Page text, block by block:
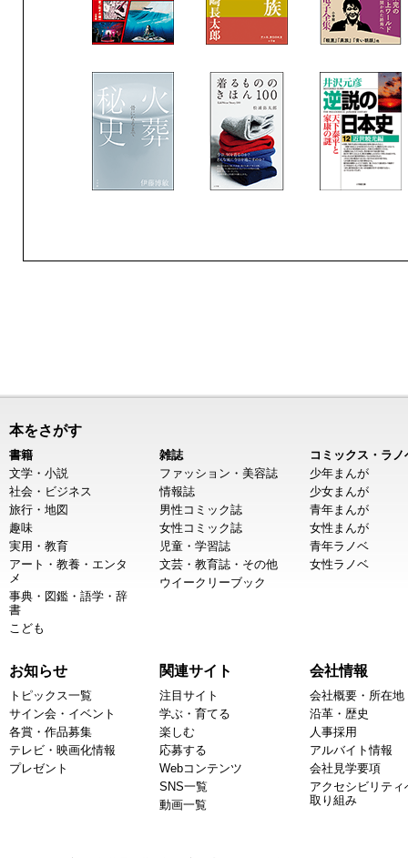
本をさがす
書籍
文学・小説
社会・ビジネス
旅行・地図
趣味
実用・教育
アート・教養・エンタ
メ
事典・図鑑・語学・辞
書
こども
雑誌
ファッション・美容誌
情報誌
男性コミック誌
女性コミック誌
児童・学習誌
文芸・教育誌・その他
ウイークリーブック
コミックス・ラノ
少年まんが
少女まんが
青年まんが
女性まんが
青年ラノベ
女性ラノベ
お知らせ
トピックス一覧
サイン会・イベント
各賞・作品募集
テレビ・映画化情報
プレゼント
関連サイト
注目サイト
学ぶ・育てる
楽しむ
応募する
Webコンテンツ
SNS一覧
動画一覧
会社情報
会社概要・所在地
沿革・歴史
人事採用
アルバイト情報
会社見学要項
アクセシビリティ
取り組み